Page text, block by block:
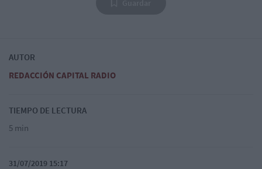
AUTOR
REDACCIÓN CAPITAL RADIO
TIEMPO DE LECTURA
5 min
31/07/2019 15:17